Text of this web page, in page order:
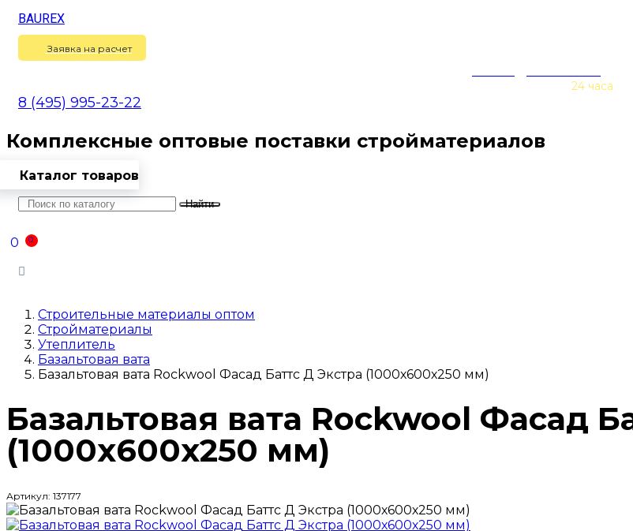
BAUREX
Заявка на расчет
24 часа
8 (495) 995-23-22
Комплексные оптовые поставки стройматериалов
Каталог товаров
Найти
0
0
Строительные материалы оптом
Стройматериалы
Утеплитель
Базальтовая вата
Базальтовая вата Rockwool Фасад Баттс Д Экстра (1000х600х250 мм)
Базальтовая вата Rockwool Фасад
(1000х600х250 мм)
Артикул: 137177